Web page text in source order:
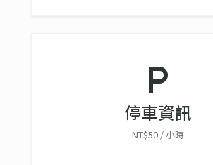
local_parking
停車資訊
NT$50 / 小時